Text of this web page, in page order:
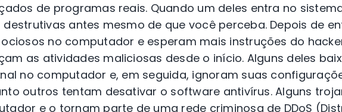
de programas reais. Quando um deles entra no
destrutivas antes mesmo de que você perceba. Depois de
no computador e esperam mais instruções do
as atividades maliciosas desde o início. Alguns deles
no computador e, em seguida, ignoram suas
outros tentam desativar o software antivírus. Alguns
e o tornam parte de uma rede criminosa de DDoS